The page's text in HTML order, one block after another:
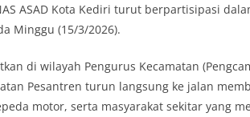
ASAD Kota Kediri turut berpartisipasi
Minggu (15/3/2026).
di wilayah Pengurus Kecamatan
Pesantren turun langsung ke jalan
motor, serta masyarakat sekitar yang